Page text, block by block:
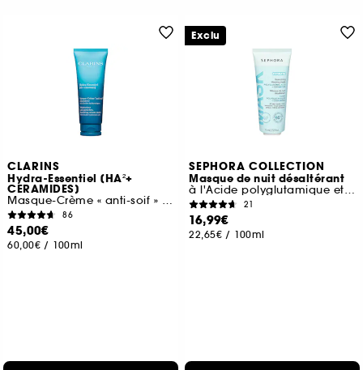
CLARINS
Hydra-Essentiel [HA²+
CERAMIDES]
Masque-Crème « anti-soif » réparateur
86
45,00€
60,00€ / 100ml
SEPHORA COLLECTION
Masque de nuit désaltérant
à l'Acide polyglutamique et aux Céramides
21
16,99€
22,65€ / 100ml
Exclu